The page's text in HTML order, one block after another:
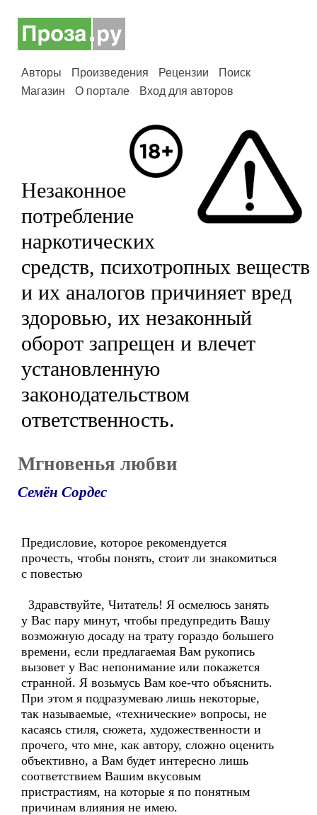
Авторы Произведения Рецензии
Поиск
Магазин
О портале Вход для авторов
Незаконное
потребление
наркотических
средств, психотропных веществ
и их аналогов причиняет вред
здоровью, их незаконный
оборот запрещен и влечет
установленную
законодательством
ответственность.
Мгновенья любви
Семён Сордес
Предисловие, которое рекомендуется
прочесть, чтобы понять, стоит ли знакомиться
с повестью
Здравствуйте, Читатель! Я осмелюсь занять
у Вас пару минут, чтобы предупредить Вашу
возможную досаду на трату гораздо большего
времени, если предлагаемая Вам рукопись
вызовет у Вас непонимание или покажется
странной. Я возьмусь Вам кое-что объяснить.
При этом я подразумеваю лишь некоторые,
так называемые, «технические» вопросы, не
касаясь стиля, сюжета, художественности и
прочего, что мне, как автору, сложно оценить
объективно, а Вам будет интересно лишь
соответствием Вашим вкусовым
пристрастиям, на которые я по понятным
причинам влияния не имею.